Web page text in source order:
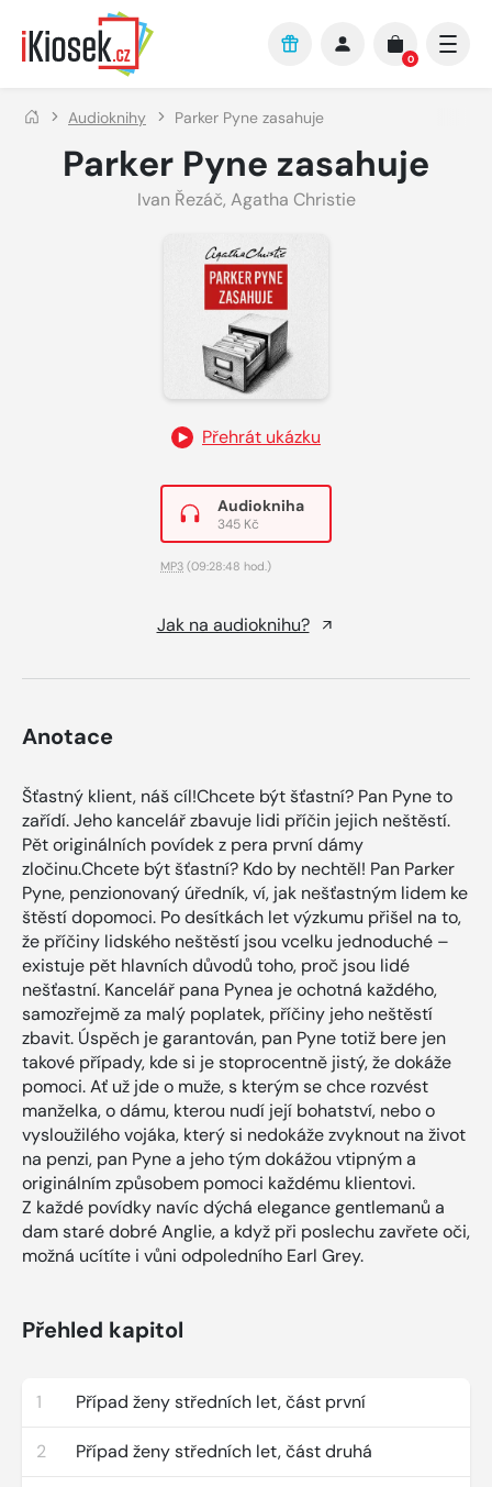
Přejít na hlavní obsah
0
Audioknihy Parker Pyne zasahuje
Parker Pyne zasahuje
Ivan Řezáč, Agatha Christie
Přehrát ukázku
Audiokniha
345 Kč
MP3 (09:28:48 hod.)
Jak na audioknihu?
Anotace
Šťastný klient, náš cíl!Chcete být šťastní? Pan Pyne to
zařídí. Jeho kancelář zbavuje lidi příčin jejich neštěstí.
Pět originálních povídek z pera první dámy
zločinu.Chcete být šťastní? Kdo by nechtěl! Pan Parker
Pyne, penzionovaný úředník, ví, jak nešťastným lidem ke
štěstí dopomoci. Po desítkách let výzkumu přišel na to,
že příčiny lidského neštěstí jsou vcelku jednoduché –
existuje pět hlavních důvodů toho, proč jsou lidé
nešťastní. Kancelář pana Pynea je ochotná každého,
samozřejmě za malý poplatek, příčiny jeho neštěstí
zbavit. Úspěch je garantován, pan Pyne totiž bere jen
takové případy, kde si je stoprocentně jistý, že dokáže
pomoci. Ať už jde o muže, s kterým se chce rozvést
manželka, o dámu, kterou nudí její bohatství, nebo o
vysloužilého vojáka, který si nedokáže zvyknout na život
na penzi, pan Pyne a jeho tým dokážou vtipným a
originálním způsobem pomoci každému klientovi.
Z každé povídky navíc dýchá elegance gentlemanů a
dam staré dobré Anglie, a když při poslechu zavřete oči,
možná ucítíte i vůni odpoledního Earl Grey.
Přehled kapitol
1 Případ ženy středních let, část první
2 Případ ženy středních let, část druhá